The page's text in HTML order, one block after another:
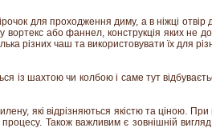
для проходження диму, а в ніжці
вортекс або фаннел, конструкція яких не
різних чаш та використовувати їх для
із шахтою чи колбою і саме тут
які відрізняються якістю та ціною.
Також важливим є зовнішній